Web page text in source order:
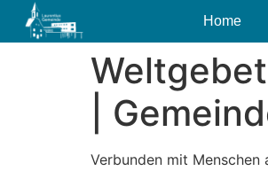
Home
|
Verbunden mit